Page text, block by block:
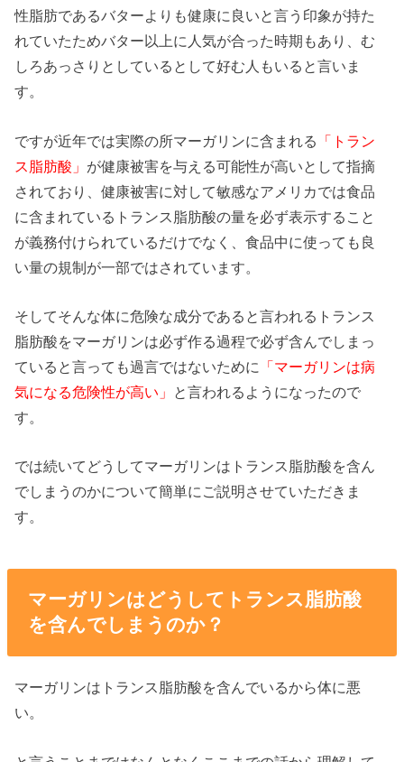
性脂肪であるバターよりも健康に良いと言う印象が持た
れていたためバター以上に人気が合った時期もあり、む
しろあっさりとしているとして好む人もいると言いま
す。
ですが近年では実際の所マーガリンに含まれる
「トラン
ス脂肪酸」 が健康被害を与える可能性が高いとして指摘
されており、健康被害に対して敏感なアメリカでは食品
に含まれているトランス脂肪酸の量を必ず表示すること
が義務付けられているだけでなく、食品中に使っても良
い量の規制が一部ではされています。
そしてそんな体に危険な成分であると言われるトランス
脂肪酸をマーガリンは必ず作る過程で必ず含んでしまっ
ていると言っても過言ではないために
「マーガリンは病
気になる危険性が高い」 と言われるようになったので
す。
では続いてどうしてマーガリンはトランス脂肪酸を含ん
でしまうのかについて簡単にご説明させていただきま
す。
マーガリンはどうしてトランス脂肪酸
を含んでしまうのか？
マーガリンはトランス脂肪酸を含んでいるから体に悪
い。